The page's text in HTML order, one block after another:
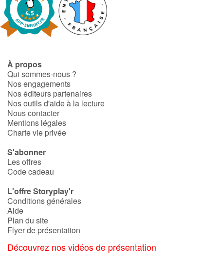
Émotions et sentiments
Catalogue anglais
Contraste +
Aide
Accueil
Écoles
Médiathèques
Vidéos & Tutoriaux
À propos
Qui sommes-nous ?
Nos engagements
Nos éditeurs partenaires
Nos outils d'aide à la lecture
Nous contacter
Mentions légales
Charte vie privée
S'abonner
Les offres
Code cadeau
L'offre Storyplay'r
Conditions générales
Aide
Plan du site
Flyer de présentation
Découvrez nos vidéos de présentation